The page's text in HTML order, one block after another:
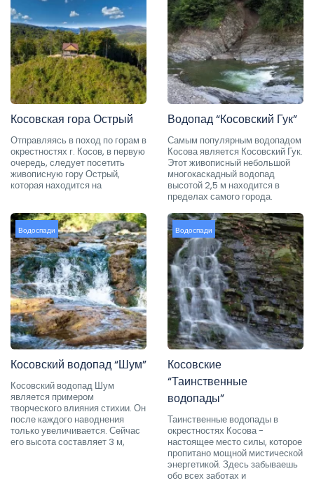
Косовская гора Острый
Отправляясь в поход по горам в
окрестностях г. Косов, в первую
очередь, следует посетить
живописную гору Острый,
которая находится на
Водопад “Косовский Гук”
Самым популярным водопадом
Косова является Косовский Гук.
Этот живописный небольшой
многокаскадный водопад
высотой 2,5 м находится в
пределах самого города.
Водоспади
Косовский водопад “Шум”
Косовский водопад Шум
является примером
творческого влияния стихии. Он
после каждого наводнения
только увеличивается. Сейчас
его высота составляет 3 м,
Водоспади
Косовские
“Таинственные
водопады”
Таинственные водопады в
окрестностях Косова -
настоящее место силы, которое
пропитано мощной мистической
энергетикой. Здесь забываешь
обо всех заботах и